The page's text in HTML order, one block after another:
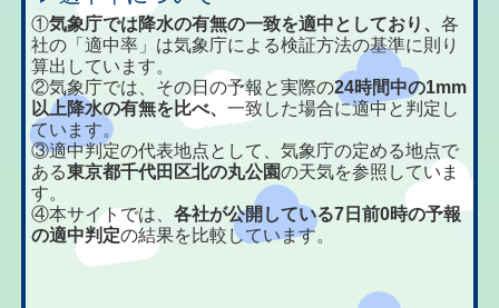
①気象庁では降水の有無の一致を適中としており、各
社の「適中率」は気象庁による検証方法の基準に則り
算出しています。
②気象庁では、その日の予報と実際の24時間中の1mm
以上降水の有無を比べ、一致した場合に適中と判定し
ています。
③適中判定の代表地点として、気象庁の定める地点で
ある東京都千代田区北の丸公園の天気を参照していま
す。
④本サイトでは、各社が公開している7日前0時の予報
の適中判定の結果を比較しています。